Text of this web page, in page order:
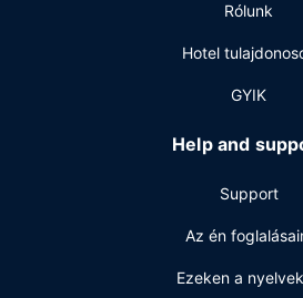
parkolás biztosított a helyszínen.
Rólunk
Hotel
GYIK
Help and
Support
Az én
Ezeken a